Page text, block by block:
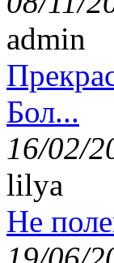
admin
Бол...
16/02/
lilya
Не